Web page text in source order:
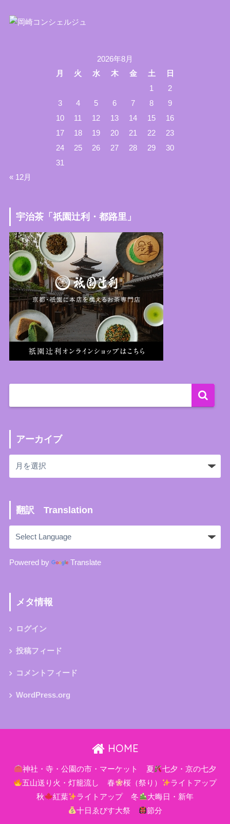
2026年8月
月
火 水 木 金 土
日
1
2
3
4 5 6 7 8
9
10
11 12 13 14 15
16
17
18 19 20 21 22
23
24
25 26 27 28 29
30
31
« 12月
宇治茶「祇園辻利・都路里」
アーカイブ
翻訳 Translation
Powered by Translate
メタ情報
ログイン
投稿フィード
コメントフィード
WordPress.org
HOME
神社・寺・公園の市・マーケット 夏
七夕・京の七夕
五山送り火・灯籠流し
春 桜（祭り）
ライトアップ
秋
紅葉 ライトアップ 冬
大晦日・新年
十日ゑびす大祭
節分